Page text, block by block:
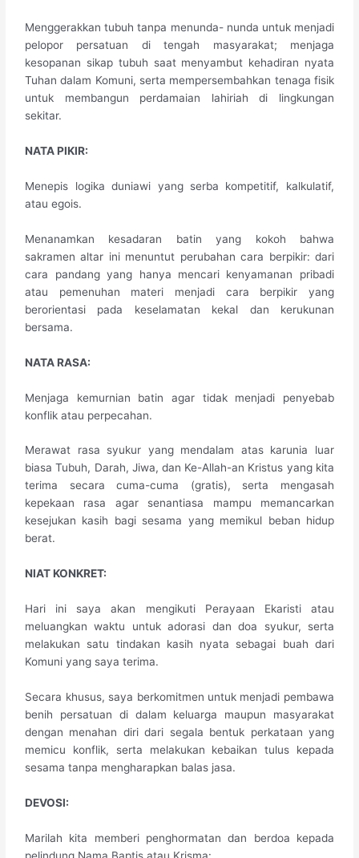
Menggerakkan tubuh tanpa menunda- nunda untuk menjadi
pelopor persatuan di tengah masyarakat; menjaga
kesopanan sikap tubuh saat menyambut kehadiran nyata
Tuhan dalam Komuni, serta mempersembahkan tenaga fisik
untuk membangun perdamaian lahiriah di lingkungan
sekitar.
​NATA PIKIR:
Menepis logika duniawi yang serba kompetitif, kalkulatif,
atau egois.
Menanamkan kesadaran batin yang kokoh bahwa
sakramen altar ini menuntut perubahan cara berpikir: dari
cara pandang yang hanya mencari kenyamanan pribadi
atau pemenuhan materi menjadi cara berpikir yang
berorientasi pada keselamatan kekal dan kerukunan
bersama.
​NATA RASA:
Menjaga kemurnian batin agar tidak menjadi penyebab
konflik atau perpecahan.
Merawat rasa syukur yang mendalam atas karunia luar
biasa Tubuh, Darah, Jiwa, dan Ke-Allah-an Kristus yang kita
terima secara cuma-cuma (gratis), serta mengasah
kepekaan rasa agar senantiasa mampu memancarkan
kesejukan kasih bagi sesama yang memikul beban hidup
berat.
​NIAT KONKRET:
Hari ini saya akan mengikuti Perayaan Ekaristi atau
meluangkan waktu untuk adorasi dan doa syukur, serta
melakukan satu tindakan kasih nyata sebagai buah dari
Komuni yang saya terima.
Secara khusus, saya berkomitmen untuk menjadi pembawa
benih persatuan di dalam keluarga maupun masyarakat
dengan menahan diri dari segala bentuk perkataan yang
memicu konflik, serta melakukan kebaikan tulus kepada
sesama tanpa mengharapkan balas jasa.
​DEVOSI:
Marilah kita memberi penghormatan dan berdoa kepada
pelindung Nama Baptis atau Krisma: